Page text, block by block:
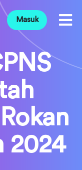
Masuk
2024